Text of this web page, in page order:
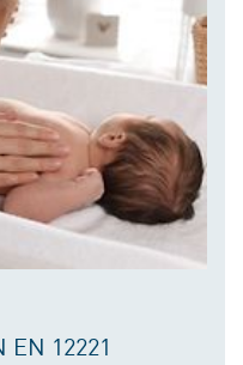
12221